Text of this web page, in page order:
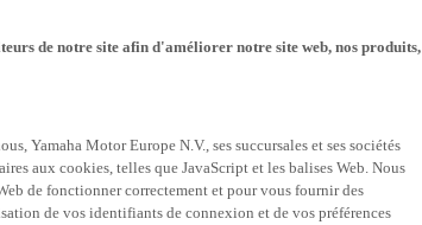
de notre site afin d'améliorer notre site web, nos produits,
Yamaha Motor Europe N.V., ses succursales et ses sociétés
aux cookies, telles que JavaScript et les balises Web. Nous
de fonctionner correctement et pour vous fournir des
de vos identifiants de connexion et de vos préférences